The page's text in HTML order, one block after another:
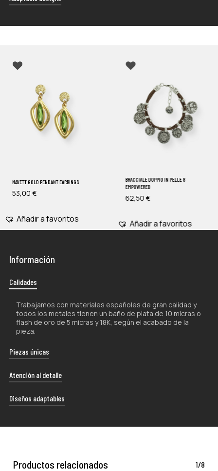
designed case, giving you the freedom to use it in the
NAVETT GOLD PENDANT EARRINGS
53,00 €
Añadir a favoritos
BRACCIALE DOPPIO IN PELLE 8
EMPOWERED
62,50€
Añadir a favoritos
Información
Calidades
Trabajamos con materiales españoles de gran calidad y
todos los metales tienen un baño de plata de 10 micras o
flash de oro de 5 micras y 18K, según el acabado de la
pieza.
Piezas únicas
La naturaleza artesanal de nuestros productos los hace
únicos por lo que, tanto su forma como su color, pueden
fotografías.
Atención al detalle
Cada uno de nuestros envíos se presenta con esmero
en un estuche de diseño exclusivo, proporcionándote la
Diseños adaptables
adaptarse a diferentes tallas. El uso de materiales con
Productos relacionados 1/8